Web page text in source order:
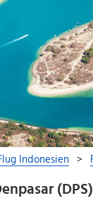
(DPS)